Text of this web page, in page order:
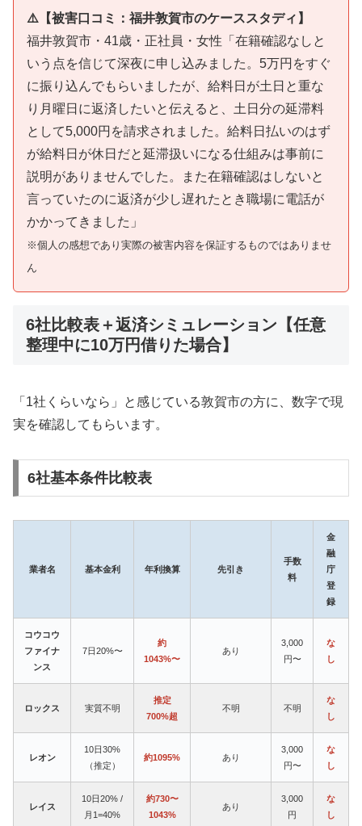
⚠️【被害口コミ：福井敦賀市のケーススタディ】
福井敦賀市・41歳・正社員・女性「在籍確認なしと
いう点を信じて深夜に申し込みました。5万円をすぐ
に振り込んでもらいましたが、給料日が土日と重な
り月曜日に返済したいと伝えると、土日分の延滞料
として5,000円を請求されました。給料日払いのはず
が給料日が休日だと延滞扱いになる仕組みは事前に
説明がありませんでした。また在籍確認はしないと
言っていたのに返済が少し遅れたとき職場に電話が
かかってきました」
※個人の感想であり実際の被害内容を保証するものではありませ
ん
6社比較表＋返済シミュレーション【任意
整理中に10万円借りた場合】
「1社くらいなら」と感じている敦賀市の方に、数字で現
実を確認してもらいます。
6社基本条件比較表
業者名 基本金利 年利換算 先引き
手数
料
金
融
庁
登
録
コウコウ
ファイナ
ンス
7日20%〜
約
1043%〜
あり
3,000
円〜
な
し
ロックス 実質不明
推定
700%超
不明 不明
な
し
レオン
10日30%
（推定）
約1095% あり
3,000
円〜
な
し
レイス
10日20% /
月1=40%
約730〜
1043%
あり
3,000
円
な
し